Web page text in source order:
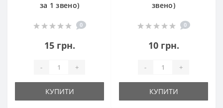
за 1 звено)
0
15 грн.
- +
КУПИТИ
звено)
0
10 грн.
- +
КУПИТИ